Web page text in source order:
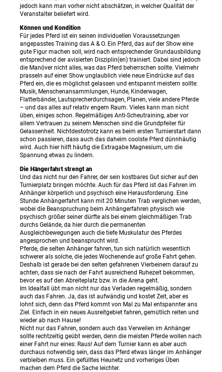
jedoch kann man vorher nicht abschätzen, in welcher Qualität der
Veranstalter beliefert wird.
Können und Kondition
Für jedes Pferd ist ein seinen individuellen Voraussetzungen
angepasstes Training das A & O. Ein Pferd, das auf der Show eine
gute Figur machen soll, wird nach entsprechender Grundausbildung
entsprechend der avisierten Disziplin(en) trainiert. Dabei sind jedoch
die Manöver nicht alles, was das Pferd beherrschen sollte. Vielmehr
prasseln auf einer Show unglaublich viele neue Eindrücke auf das
Pferd ein, die es möglichst gelassen und entspannt meistern sollte:
Musik, Menschenansammlungen, Hunde, Kinderwagen,
Flatterbänder, Lautsprecherdurchsagen, Planen, viele andere Pferde
– und das alles auf relativ engem Raum. Vieles kann man nicht
üben, einiges schon. Regelmäßiges Anti-Scheutraining, aber vor
allem Vertrauen zu seinem Menschen sind die Grundpfeiler für
Gelassenheit. Nichtdestotrotz kann es beim ersten Turnierstart dann
schon passieren, dass auch das daheim coolste Pferd dünnhäutig
wird. Auch hier hilft häufig die Extragabe Magnesium, um die
Spannung etwas zu lindern.
Die Hängerfahrt strengt an
Und das nicht nur den Fahrer, der sein kostbares Gut sicher auf den
Turnierplatz bringen möchte. Auch für das Pferd ist das Fahren im
Anhänger körperlich und psychisch eine Herausforderung. Eine
Stunde Anhängerfahrt kann mit 20 Minuten Trab verglichen werden,
wobei die Beanspruchung beim Anhängerfahren physisch wie
psychisch größer seiner dürfte als bei einem gleichmäßigen Trab
durchs Gelände, da hier durch die permanenten
Ausgleichbewegungen auch die tiefe Muskulatur des Pferdes
angesprochen und beansprucht wird.
Pferde, die selten Anhänger fahren, tun sich natürlich wesentlich
schwerer als solche, die jedes Wochenende auf große Fahrt gehen.
Deshalb ist gerade bei den selten gefahrenen Vierbeinern darauf zu
achten, dass sie nach der Fahrt ausreichend Ruhezeit bekommen,
bevor es auf den Abreiteplatz bzw. in die Arena geht.
Im Idealfall übt man nicht nur das Verladen regelmäßig, sondern
auch das Fahren. Ja, das ist aufwändig und kostet Zeit, aber es
lohnt sich, denn das Pferd kommt von Mal zu Mal entspannter ans
Ziel. Einfach in ein neues Ausreitgebiet fahren, gemütlich reiten und
wieder ab nach Hause!
Nicht nur das Fahren, sondern auch das Verweilen im Anhänger
sollte rechtzeitig geübt werden, denn die meisten Pferde wollen nach
einer Fahrt nur eines: Raus! Auf dem Turnier kann es aber auch
durchaus notwendig sein, dass das Pferd etwas länger im Anhänger
verbleiben muss. Ein gefülltes Heunetz und vorheriges Üben
machen dem Pferd die Sache leichter.